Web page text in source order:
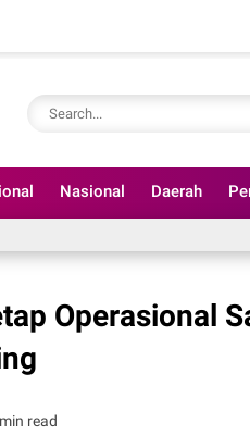
Nasional Daerah
Operasional
read